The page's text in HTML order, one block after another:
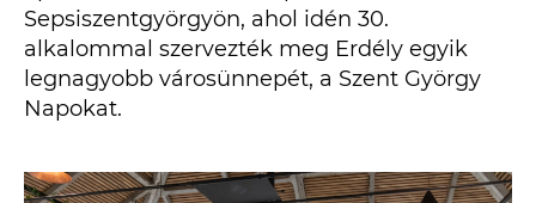
Sepsiszentgyörgyön, ahol idén 30.
alkalommal szervezték meg Erdély egyik
legnagyobb városünnepét, a Szent György
Napokat.